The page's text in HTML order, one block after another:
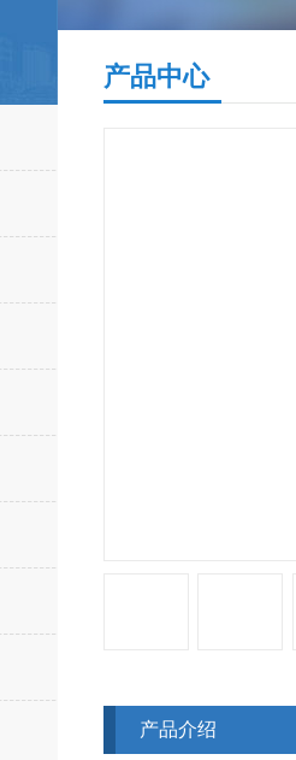
产品中心
产品介绍